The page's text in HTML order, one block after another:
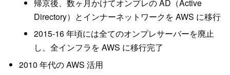
帰京後、数ヶ月かけてオンプレの AD（Active
Directory）とインナーネットワークを AWS に移行
2015-16 年頃には全てのオンプレサーバーを廃止
し、全インフラを AWS に移行完了
2010 年代の AWS 活用